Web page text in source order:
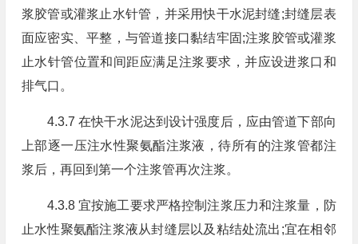
浆胶管或灌浆止水针管，并采用快干水泥封缝;封缝层表
面应密实、平整，与管道接口黏结牢固;注浆胶管或灌浆
止水针管位置和间距应满足注浆要求，并应设进浆口和
排气口。
4.3.7 在快干水泥达到设计强度后，应由管道下部向
上部逐一压注水性聚氨酯注浆液，待所有的注浆管都注
浆后，再回到第一个注浆管再次注浆。
4.3.8 宜按施工要求严格控制注浆压力和注浆量，防
止水性聚氨酯注浆液从封缝层以及粘结处流出;宜在相邻